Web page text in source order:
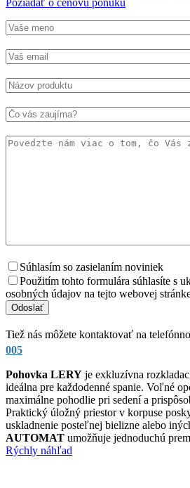
Požiadať o cenovú ponuku
Súhlasím so zasielaním noviniek
Použitím tohto formulára súhlasíte s
osobných údajov na tejto webovej
Tiež nás môžete kontaktovať na
005
Pohovka LERY je exkluzívna
ideálna pre každodenné spanie. Voľné
maximálne pohodlie pri sedení a
Praktický úložný priestor v korpuse
uskladnenie posteľnej bielizne alebo
AUTOMAT umožňuje jednoduchú
Rýchly náhľad